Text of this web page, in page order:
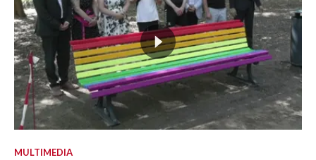
MULTIMEDIA